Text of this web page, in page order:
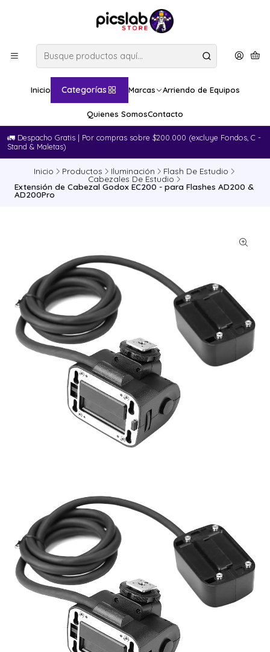
Inicio Categorías Marcas Arriendo de Equipos
Quienes SomosContacto
🚛​ Despacho Gratis | Por compras sobre $200.000 (excluye Fondos, C -
Stand & Maletas)
Inicio Productos Iluminación Flash De Estudio
Cabezales De Estudio
Extensión de Cabezal Godox EC200 - para Flashes AD200 &
AD200Pro